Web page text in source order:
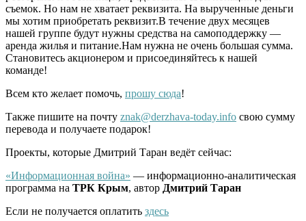
съемок. Но нам не хватает реквизита. На вырученные деньги
мы хотим приобретать реквизит.В течение двух месяцев
нашей группе будут нужны средства на самоподдержку —
аренда жилья и питание.Нам нужна не очень большая сумма.
Становитесь акционером и присоединяйтесь к нашей
команде!
Всем кто желает помочь, прошу сюда!
Также пишите на почту znak@derzhava-today.info свою сумму
перевода и получаете подарок!
Проекты, которые Дмитрий Таран ведёт сейчас:
«Информационная война» — информационно-аналитическая
программа на ТРК Крым, автор Дмитрий Таран
Если не получается оплатить здесь